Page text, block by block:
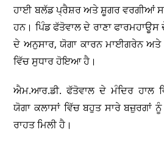
ਹਾਈ ਬਲੱਡ ਪ੍ਰੈਸ਼ਰ ਅਤੇ ਸ਼ੂਗਰ ਵਰਗੀਆਂ
ਹਨ। ਪਿੰਡ ਫੱਤੋਵਾਲ ਦੇ ਰਾਣਾ
ਦੇ ਅਨੁਸਾਰ, ਯੋਗਾ ਕਾਰਨ ਮਾਈਗਰੇਨ
ਵਿੱਚ ਸੁਧਾਰ ਹੋਇਆ ਹੈ।
ਐਮ.ਆਰ.ਡੀ. ਫੱਤੋਵਾਲ ਦੇ ਮੰਦਿਰ ਹਾਲ
ਯੋਗਾ ਕਲਾਸਾਂ ਵਿੱਚ ਬਹੁਤ ਸਾਰੇ
ਰਾਹਤ ਮਿਲੀ ਹੈ।